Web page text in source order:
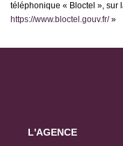
téléphonique « Bloctel », sur
https://www.bloctel.gouv.fr/»
L'AGENCE